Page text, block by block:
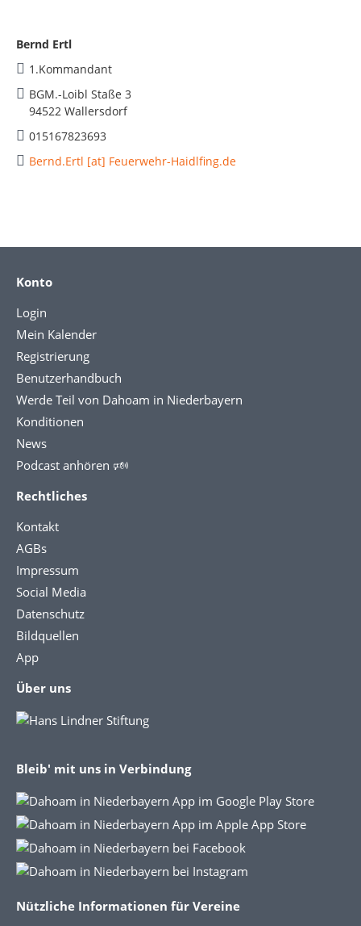
Bernd Ertl
1.Kommandant
BGM.-Loibl Staße 3
94522 Wallersdorf
015167823693
Bernd.Ertl [at] Feuerwehr-Haidlfing.de
Konto
Login
Mein Kalender
Registrierung
Benutzerhandbuch
Werde Teil von Dahoam in Niederbayern
Konditionen
News
Podcast anhören 🕬
Rechtliches
Kontakt
AGBs
Impressum
Social Media
Datenschutz
Bildquellen
App
Über uns
Bleib' mit uns in Verbindung
Nützliche Informationen für Vereine